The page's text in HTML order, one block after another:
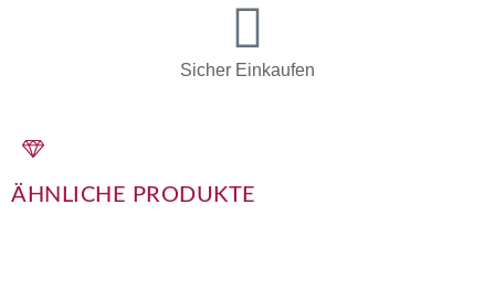
Sicher Einkaufen
ÄHNLICHE PRODUKTE